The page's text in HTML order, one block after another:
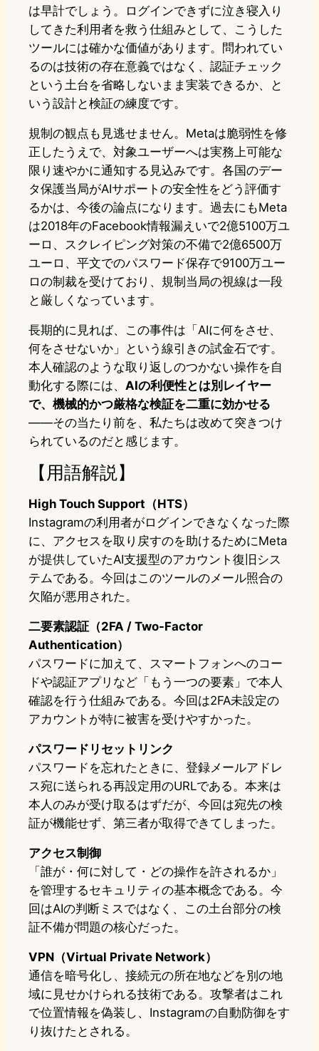
は早計でしょう。ログインできずに泣き寝入り
してきた利用者を救う仕組みとして、こうした
ツールには確かな価値があります。問われてい
るのは技術の存在意義ではなく、認証チェック
という土台を省略しないまま実装できるか、と
いう設計と検証の練度です。
規制の観点も見逃せません。Metaは脆弱性を修
正したうえで、対象ユーザーへは実務上可能な
限り速やかに通知する見込みです。各国のデー
タ保護当局がAIサポートの安全性をどう評価す
るかは、今後の論点になります。過去にもMeta
は2018年のFacebook情報漏えいで2億5100万ユ
ーロ、スクレイピング対策の不備で2億6500万
ユーロ、平文でのパスワード保存で9100万ユー
ロの制裁を受けており、規制当局の視線は一段
と厳しくなっています。
長期的に見れば、この事件は「AIに何をさせ、
何をさせないか」という線引きの試金石です。
本人確認のような取り返しのつかない操作を自
動化する際には、 AIの利便性とは別レイヤー
で、機械的かつ厳格な検証を二重に効かせる
――その当たり前を、私たちは改めて突きつけ
られているのだと感じます。
【用語解説】
High Touch Support（HTS）
Instagramの利用者がログインできなくなった際
に、アクセスを取り戻すのを助けるためにMeta
が提供していたAI支援型のアカウント復旧シス
テムである。今回はこのツールのメール照合の
欠陥が悪用された。
二要素認証（2FA / Two-Factor
Authentication）
パスワードに加えて、スマートフォンへのコー
ドや認証アプリなど「もう一つの要素」で本人
確認を行う仕組みである。今回は2FA未設定の
アカウントが特に被害を受けやすかった。
パスワードリセットリンク
パスワードを忘れたときに、登録メールアドレ
ス宛に送られる再設定用のURLである。本来は
本人のみが受け取るはずだが、今回は宛先の検
証が機能せず、第三者が取得できてしまった。
アクセス制御
「誰が・何に対して・どの操作を許されるか」
を管理するセキュリティの基本概念である。今
回はAIの判断ミスではなく、この土台部分の検
証不備が問題の核心だった。
VPN（Virtual Private Network）
通信を暗号化し、接続元の所在地などを別の地
域に見せかけられる技術である。攻撃者はこれ
で位置情報を偽装し、Instagramの自動防御をす
り抜けたとされる。